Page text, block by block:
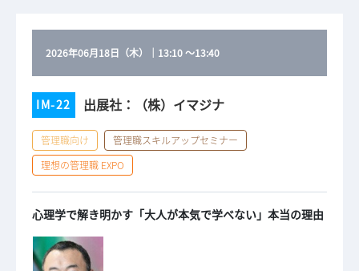
2026年06月18日（木） ｜ 13:10～13:40
IM-22 出展社：（株）イマジナ
管理職向け
管理職スキルアップセミナー
理想の管理職 EXPO
心理学で解き明かす「大人が本気で学べない」本当の理由